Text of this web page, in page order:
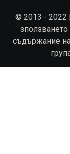
© 2013 - 2022
съдържание